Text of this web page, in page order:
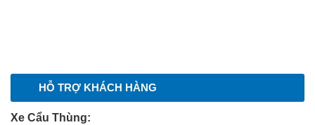
HỖ TRỢ KHÁCH HÀNG
Xe Cẩu Thùng: